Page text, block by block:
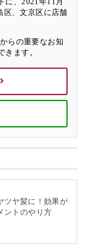
区、文京区に店舗
らの重要なお知
きます。
ツヤ髪に！効果が
ントのやり方